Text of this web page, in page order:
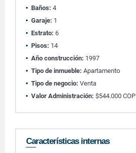
Baños: 4
Garaje: 1
Estrato: 6
Pisos: 14
Año construcción: 1997
Tipo de inmueble: Apartamento
Tipo de negocio: Venta
Valor Administración: $544.000 COP
Características internas